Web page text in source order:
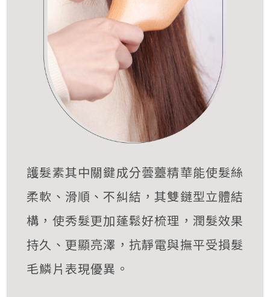
護髮素其中關鍵成分蕓薹精華能使髮絲
柔軟、滑順、不糾結，其雙鏈型立體結
構，使秀髮更加蓬鬆好梳理，潤髮效果
持久、更顯亮澤，抗靜電與撫平受損髮
毛鱗片表現優異。